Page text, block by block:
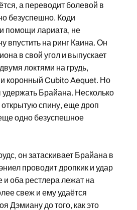
а переводит болевой в
безуспешно. Коди
помощи лариата, не
впустить на ринг Каина. Он
в свой угол и выпускает
локтями на грудь,
и коронный Cubito Aequet. Но
удержать Брайана. Несколько
спину, еще дроп
одно безуспешное
он затаскивает Брайана в
проводит дропкик и удар
оба рестлера лежат на
свеж и ему удаётся
Дэмиану до того, как это